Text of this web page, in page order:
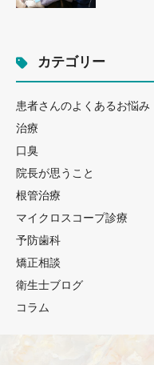
カテゴリー
患者さんのよくあるお悩み
治療
口臭
院長が思うこと
根管治療
マイクロスコープ診療
予防歯科
矯正相談
衛生士ブログ
コラム